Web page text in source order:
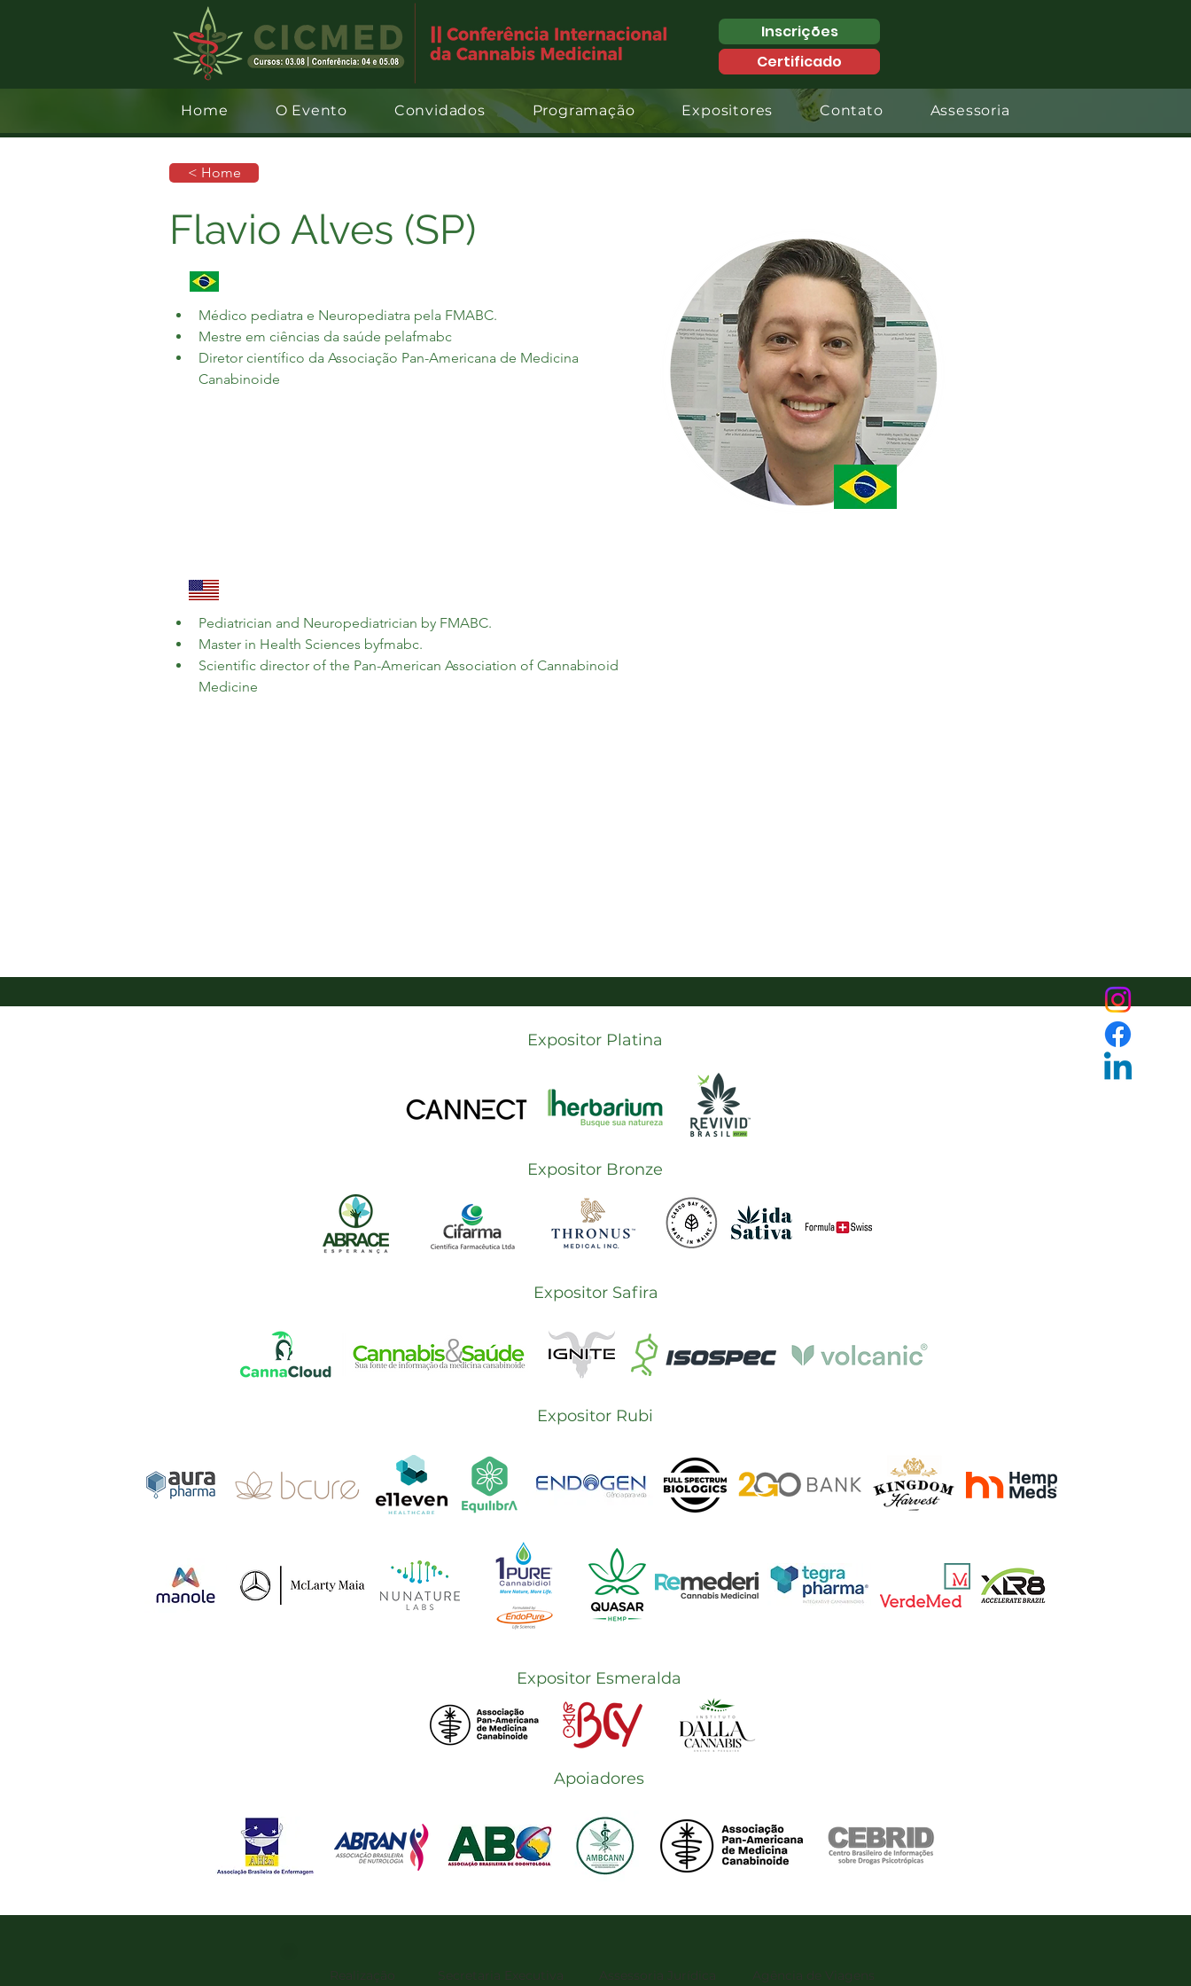
Inscrições
Certificado
Home O Evento Convidados Programação Expositores Contato Assessoria
< Home
Flavio Alves (SP)
Médico pediatra e Neuropediatra pela FMABC.
Mestre em ciências da saúde pelafmabc
Diretor científico da Associação Pan-Americana de Medicina
Canabinoide
Pediatrician and Neuropediatrician by FMABC.
Master in Health Sciences byfmabc.
Scientific director of the Pan-American Association of Cannabinoid
Medicine
Expositor Platina
Expositor Bronze
Expositor Safira
Expositor Rubi
Expositor Esmeralda
Apoiadores